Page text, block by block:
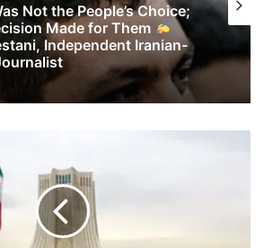
Not the People’s Choice;
Made for Them
Independent Iranian-